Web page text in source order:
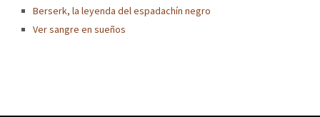
Berserk, la leyenda del espadachín negro
Ver sangre en sueños